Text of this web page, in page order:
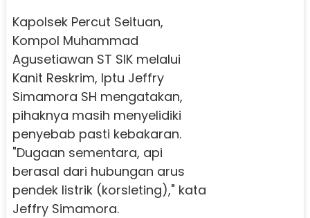
Kapolsek Percut Seituan,
Kompol Muhammad
Agusetiawan ST SIK melalui
Kanit Reskrim, Iptu Jeffry
Simamora SH mengatakan,
pihaknya masih menyelidiki
penyebab pasti kebakaran.
"Dugaan sementara, api
berasal dari hubungan arus
pendek listrik (korsleting)," kata
Jeffry Simamora.